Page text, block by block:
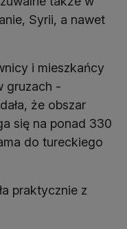
Syrii, a nawet
i mieszkańcy
gruzach -
że obszar
się na ponad 330
do tureckiego
praktycznie z